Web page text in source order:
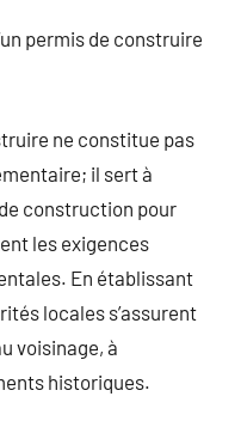
permis de construire
ne constitue pas
il sert à
construction pour
les exigences
En établissant
locales s’assurent
voisinage, à
historiques.